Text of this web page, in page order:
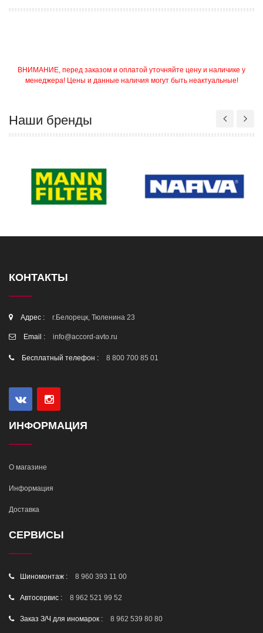
ВНИМАНИЕ, перед заказом и оплатой уточняйте цену и наличике у
менеджера! Цены и данные наличия могут быть неактуальные!
Наши бренды
КОНТАКТЫ
Адрес : г.Белорецк, Тюленина 23
Email : info@accord-avto.ru
Бесплатный телефон : 8 800 700 85 01
ИНФОРМАЦИЯ
О магазине
Информация
Доставка
СЕРВИСЫ
Шиномонтаж : 8 960 393 11 00
Автосервис : 8 962 521 99 52
Заказ З/Ч для иномарок : 8 962 539 80 80